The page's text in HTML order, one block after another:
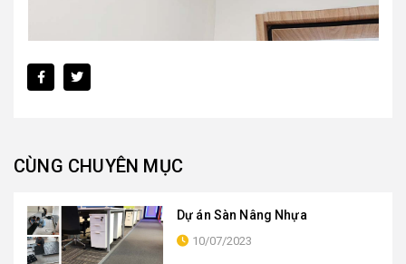
CÙNG CHUYÊN MỤC
Dự án Sàn Nâng Nhựa
10/07/2023